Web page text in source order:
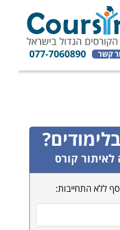
קשר 077-7060890
קורס
ללא התחייבות: